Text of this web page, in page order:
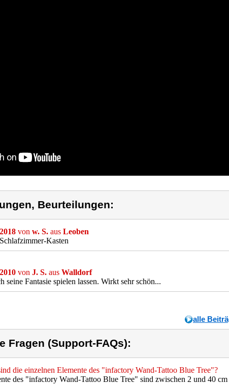
Beurteilungen:
von w. S. aus Leoben
Kasten
von J. S. aus Walldorf
seine Fantasie spielen lassen. Wirkt sehr schön...
alle
Fragen (Support-FAQs):
die einzelnen Elemente des "infactory Wand-Tattoo Blue Tree"?
des "infactory Wand-Tattoo Blue Tree" sind zwischen 2 und 40 cm